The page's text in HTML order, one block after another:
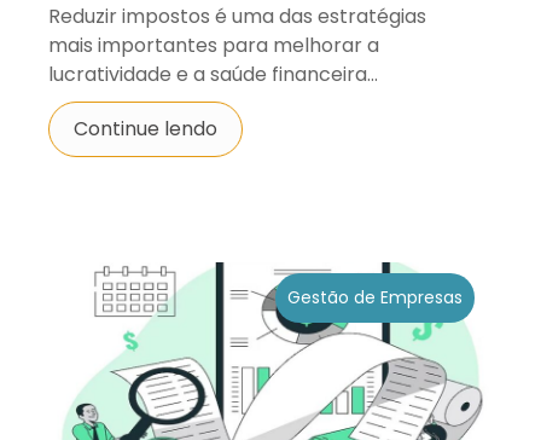
Reduzir impostos é uma das estratégias
mais importantes para melhorar a
lucratividade e a saúde financeira...
Continue lendo
Gestão de Empresas